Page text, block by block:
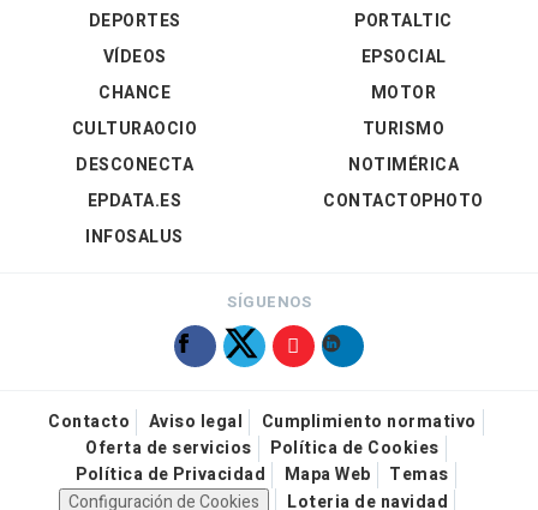
DEPORTES
VÍDEOS
PORTALTIC
EPSOCIAL
CHANCE
CULTURAOCIO
DESCONECTA
EPDATA.ES
INFOSALUS
MOTOR
TURISMO
NOTIMÉRICA
CONTACTOPHOTO
SÍGUENOS
Contacto Aviso legal
Cumplimiento normativo
Oferta de servicios
Política de Cookies
Política de Privacidad
Mapa Web
Temas
Configuración de Cookies
Loteria de navidad